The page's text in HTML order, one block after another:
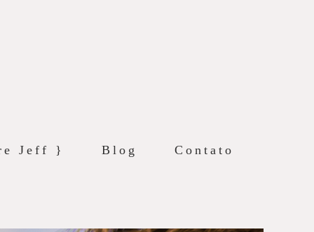
Jeff } Blog Contato